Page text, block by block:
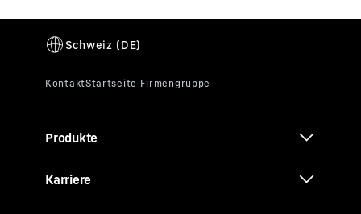
Produkte
Karriere